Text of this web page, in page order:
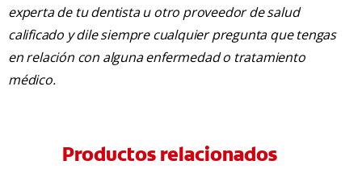
experta de tu dentista u otro proveedor de salud
calificado y dile siempre cualquier pregunta que tengas
en relación con alguna enfermedad o tratamiento
médico.
Productos relacionados